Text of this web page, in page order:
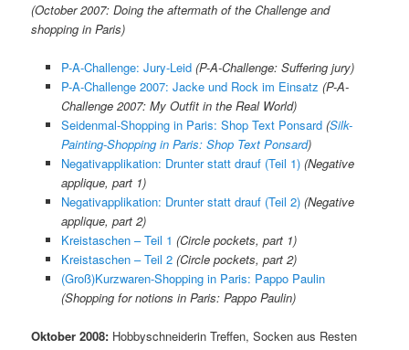
(October 2007: Doing the aftermath of the Challenge and
shopping in Paris)
P-A-Challenge: Jury-Leid (P-A-Challenge: Suffering jury)
P-A-Challenge 2007: Jacke und Rock im Einsatz (P-A-
Challenge 2007: My Outfit in the Real World)
Seidenmal-Shopping in Paris: Shop Text Ponsard (Silk-
Painting-Shopping in Paris: Shop Text Ponsard)
Negativapplikation: Drunter statt drauf (Teil 1) (Negative
applique, part 1)
Negativapplikation: Drunter statt drauf (Teil 2) (Negative
applique, part 2)
Kreistaschen – Teil 1 (Circle pockets, part 1)
Kreistaschen – Teil 2 (Circle pockets, part 2)
(Groß)Kurzwaren-Shopping in Paris: Pappo Paulin
(Shopping for notions in Paris: Pappo Paulin)
Oktober 2008: Hobbyschneiderin Treffen, Socken aus Resten